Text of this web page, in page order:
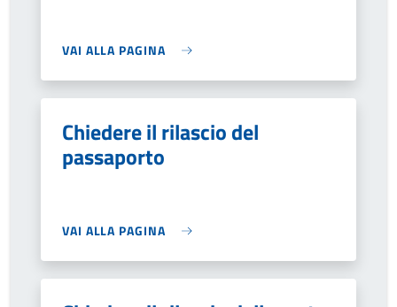
VAI ALLA PAGINA
Chiedere il rilascio del
passaporto
VAI ALLA PAGINA